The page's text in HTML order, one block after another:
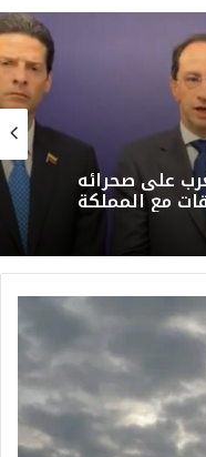
على صحرائه
مع المملكة